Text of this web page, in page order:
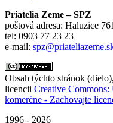
Priatelia Zeme – SPZ
poštová adresa: Haluzice
tel: 0903 77 23 23
e-mail:
Obsah týchto stránok
licencii Creative
komerčne - Zachovajte
1996 - 2026